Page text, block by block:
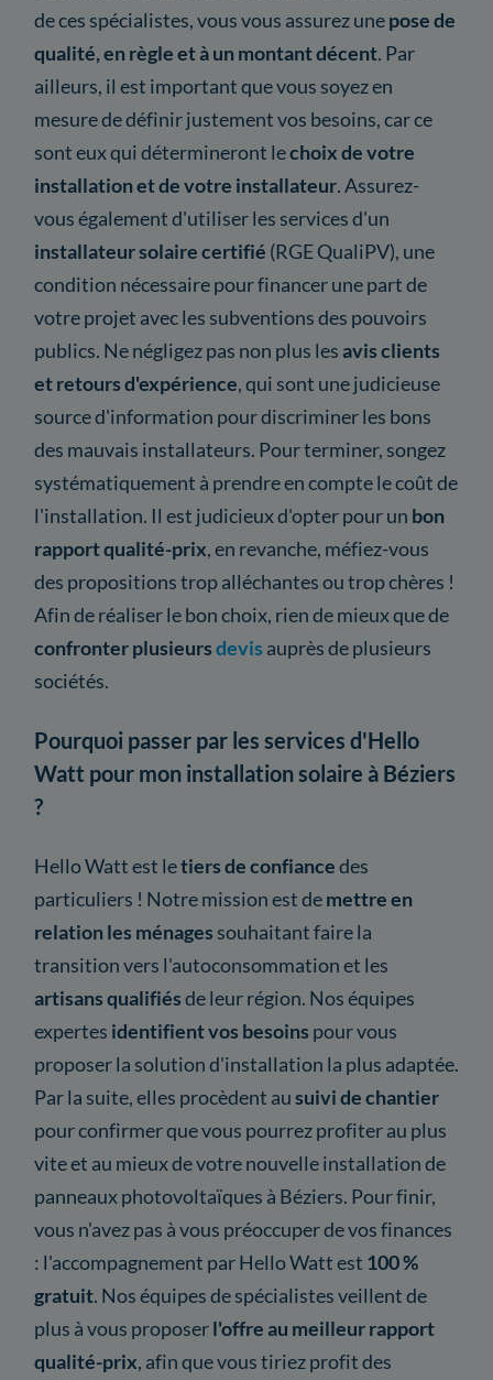
de ces spécialistes, vous vous assurez unepose de
qualité, en règle et à un montant décent. Par
ailleurs, il est important que vous soyez en
mesure de définir justement vos besoins, car ce
sont eux qui détermineront lechoix de votre
installation et de votre installateur. Assurez-
vous également d'utiliser les services d'un
installateur solaire certifié (RGE QualiPV), une
condition nécessaire pour financer une part de
votre projet avec les subventions des pouvoirs
publics. Ne négligez pas non plus lesavis clients
et retours d'expérience, qui sont une judicieuse
source d'information pour discriminer les bons
des mauvais installateurs. Pour terminer, songez
systématiquement à prendre en compte le coût de
l'installation. Il est judicieux d'opter pour un bon
rapport qualité-prix, en revanche, méfiez-vous
des propositions trop alléchantes ou trop chères !
Afin de réaliser le bon choix, rien de mieux que de
confronter plusieursdevis auprès de plusieurs
sociétés.
Pourquoi passer par les services d'Hello
Watt pour mon installation solaire à Béziers
?
Hello Watt est letiers de confiancedes
particuliers ! Notre mission est demettre en
relation les ménages souhaitant faire la
transition vers l'autoconsommation et les
artisans qualifiésde leur région. Nos équipes
expertes identifient vos besoins pour vous
proposer la solution d'installation la plus adaptée.
Par la suite, elles procèdent ausuivi de chantier
pour confirmer que vous pourrez profiter au plus
vite et au mieux de votre nouvelle installation de
panneaux photovoltaïques à Béziers. Pour finir,
vous n'avez pas à vous préoccuper de vos finances
: l'accompagnement par Hello Watt est 100 %
gratuit. Nos équipes de spécialistes veillent de
plus à vous proposerl'offre au meilleur rapport
qualité-prix, afin que vous tiriez profit des